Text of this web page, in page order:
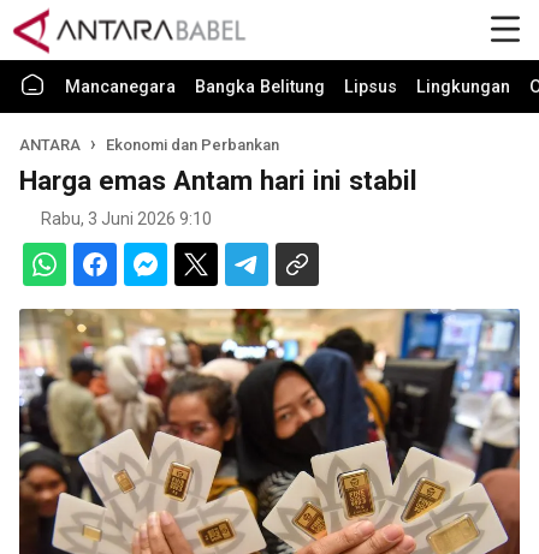
Mancanegara Bangka Belitung Lipsus Lingkungan
ANTARA Ekonomi dan Perbankan
Harga emas Antam hari ini stabil
Rabu, 3 Juni 2026 9:10